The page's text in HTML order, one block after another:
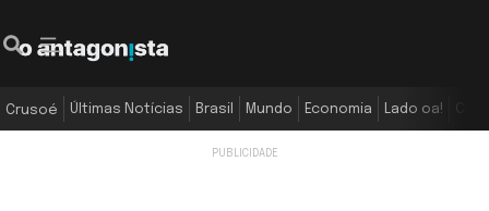
Crusoé Últimas Notícias Brasil Mundo Economia Lado oa!